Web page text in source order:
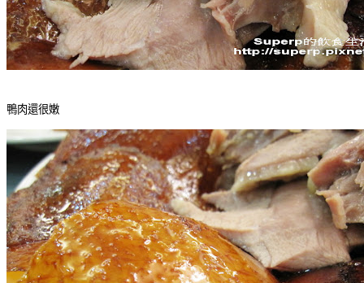
鴨肉還很嫩